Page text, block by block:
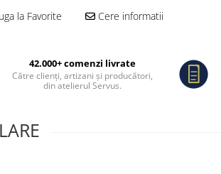
la Favorite Cere informatii
42.000+ comenzi livrate
Către clienți, artizani și producători,
din atelierul Servus.